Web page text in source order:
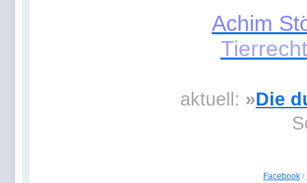
Achim
aktuell: »Die
Facebook /